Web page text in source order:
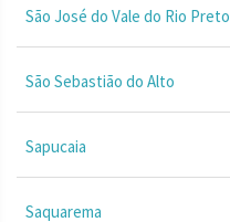
São José do Vale do Rio Preto
São Sebastião do Alto
Sapucaia
Saquarema